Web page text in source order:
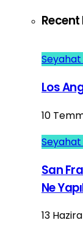
Los
10
San
Ne
13